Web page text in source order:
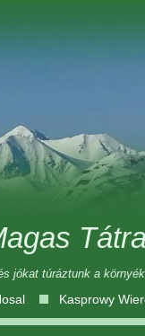
jókat túráztunk a
Kasprowy